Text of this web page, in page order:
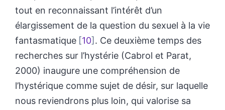
tout en reconnaissant l’intérêt d’un
élargissement de la question du sexuel à la vie
fantasmatique 10 . Ce deuxième temps des
recherches sur l’hystérie (Cabrol et Parat,
2000) inaugure une compréhension de
l’hystérique comme sujet de désir, sur laquelle
nous reviendrons plus loin, qui valorise sa